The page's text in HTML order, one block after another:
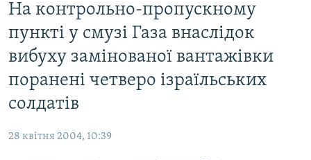
основного
матеріалу
Перейти
до
основної
навігації
до
ВСЕ ЗА ДОБУ
СТАТТІ
ЕКОНОМІКА
РОСІЙСЬКА «ФІЛЬТРАЦІЯ»
На контрольно-пропускному
пункті у смузі Газа внаслідок
вибуху замінованої вантажівки
поранені четверо ізраїльських
солдатів
28 квітня 2004, 10:39